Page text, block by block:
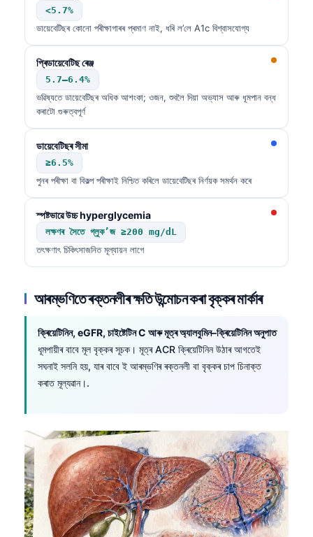
<5.7%
ডায়েবেটিছৰ কোনো পৰীক্ষাগাৰৰ প্ৰমাণ নাই, ধৰি ল’লে A1c বিশ্বাসযোগ্য
প্ৰিডায়েবেটিছ ৰেঞ্জ
5.7–6.4%
ভৱিষ্যতে ডায়েবেটিছৰ অধিক আশংকা; ওজন, শুবলৈ দিয়া অভ্যাস আৰু ধূমপান বন্ধ
কৰাটো গুৰুত্বপূৰ্ণ
ডায়েবেটিছৰ সীমা
≥6.5%
পুনৰ পৰীক্ষা বা বিকল্প পৰীক্ষাই নিশ্চিত কৰিলে ডায়েবেটিছৰ নিৰ্ণয়ক সমৰ্থন কৰে
স্পষ্টভাৱে উচ্চ hyperglycemia
লক্ষণৰ সৈতে গ্লুক’জ ≥200 mg/dL
তৎক্ষণাৎ চিকিৎসাজনিত মূল্যায়ন লাগে
আৰম্ভণিতে ৰক্তনলীৰ ক্ষতি উন্মোচন কৰা বৃক্কৰ মাৰ্কাৰ
ক্ৰিয়েটিনিন, eGFR, চাইষ্টেটিন C আৰু মূত্ৰ অ্যালবুমিন–ক্ৰিয়েটিনিন অনুপাত
ধূমপায়ীৰ বাবে মূল বৃক্কৰ সূচক। মূত্ৰ ACR ক্ৰিয়েটিনিন উঠাৰ আগতেই
সঘনাই সলনি হয়, যাৰ বাবে ই আৰম্ভণিৰ ৰক্তনলী বা বৃক্কৰ চাপ চিনাক্ত
কৰাত মূল্যৱান।.
اردو
मराठी
తెలుగు
தமிழ்
മലയാളം
Bahasa Melayu
Tiếng Việt
Tagalog
ဗမာစာ
ភាសាខ្មែរ
Kiswahili
አማርኛ
Українська
O‘zbekcha
Català
Қазақ тілі
Suomi
Hrvatski
Slovenčina